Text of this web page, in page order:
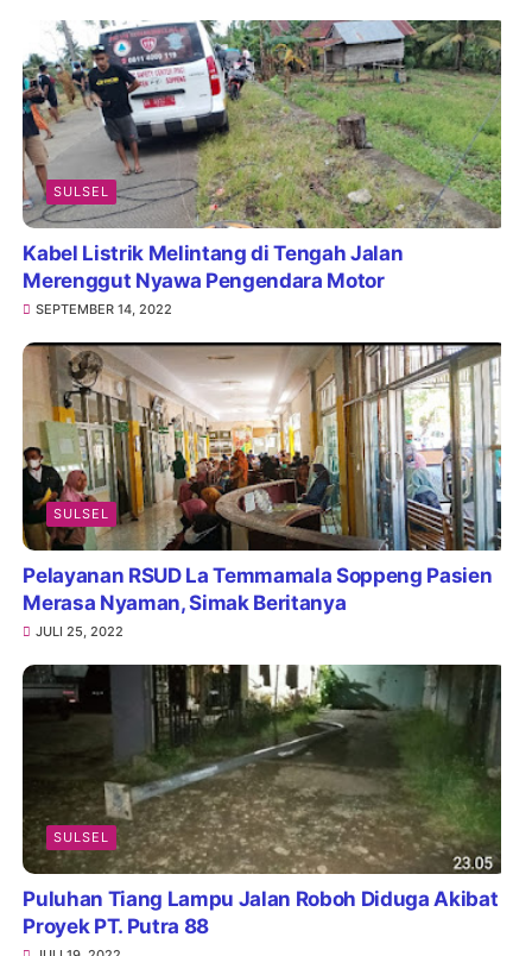
SULSEL
Kabel Listrik Melintang di Tengah Jalan
Merenggut Nyawa Pengendara Motor
SEPTEMBER 14, 2022
SULSEL
Pelayanan RSUD La Temmamala Soppeng Pasien
Merasa Nyaman, Simak Beritanya
JULI 25, 2022
SULSEL
Puluhan Tiang Lampu Jalan Roboh Diduga Akibat
Proyek PT. Putra 88